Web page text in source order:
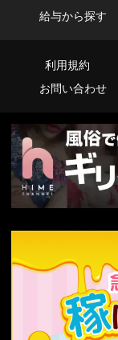
給与から探す
利用規約
お問い合わせ